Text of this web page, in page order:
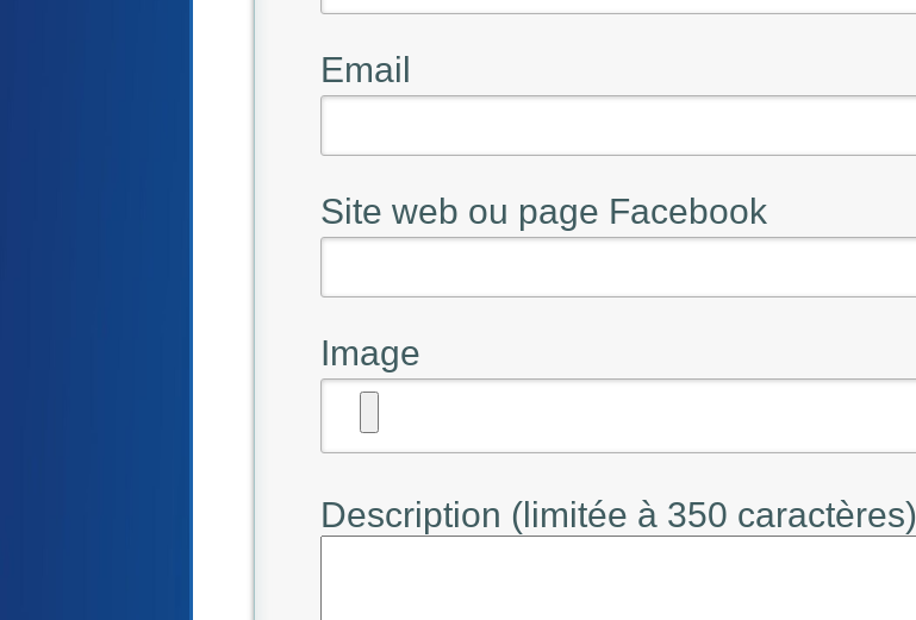
Email
Site web ou page Facebook
Image
Description (limitée à 350 caractères)